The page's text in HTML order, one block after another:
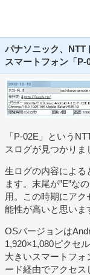
パナソニック、
スマートフォン「P-
「P-02E」という
スログが見つかりま
生ログの内容による
ます。末尾が”E”な
用。この時期にア
能性が高いと思いま
OSバージョンは
1,920×1,080ピクセ
大きいスマートフ
ード経由でアクセ